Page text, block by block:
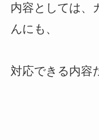
内容としては、
んにも、
対応できる内容